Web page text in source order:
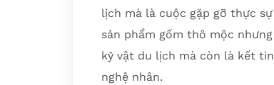
lịch mà là cuộc gặp gỡ thực
sản phẩm gốm thô mộc
kỷ vật du lịch mà còn là kết
nghệ nhân.